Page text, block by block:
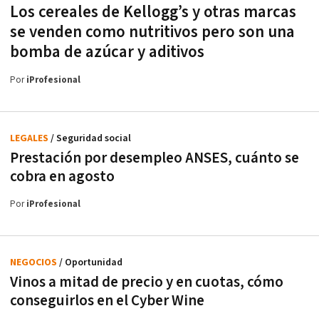
Los cereales de Kellogg’s y otras marcas
se venden como nutritivos pero son una
bomba de azúcar y aditivos
PoriProfesional
Prestación por desempleo ANSES, cuánto se
cobra en agosto
LEGALES / Seguridad social
PoriProfesional
Vinos a mitad de precio y en cuotas, cómo
conseguirlos en el Cyber Wine
NEGOCIOS / Oportunidad